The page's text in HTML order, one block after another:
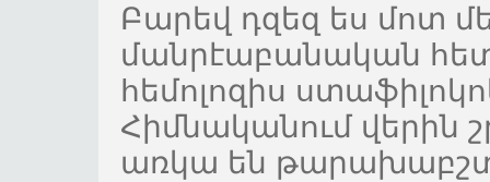
Բարեվ դզեզ ես մոտ
մանրէաբանական
հեմոլոզիս
Հիմնականում վերին
առկա են